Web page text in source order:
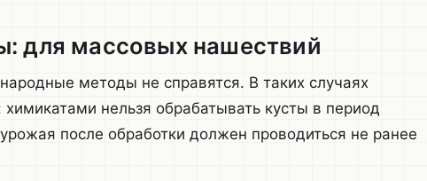
для массовых нашествий
методы не справятся. В таких случаях
нельзя обрабатывать кусты в период
после обработки должен проводиться не ранее